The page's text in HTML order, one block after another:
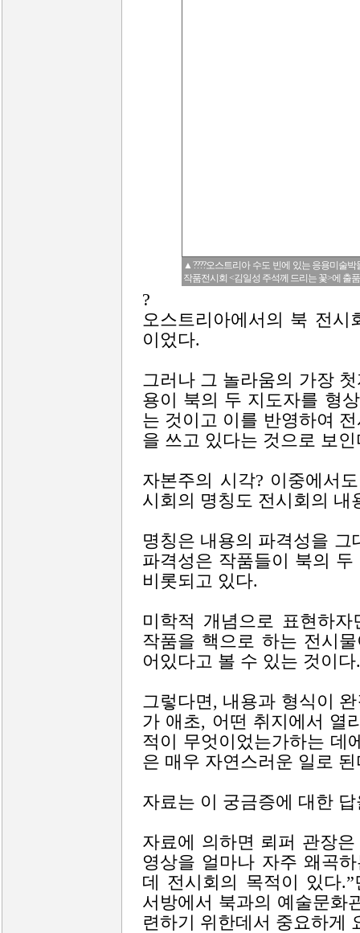
▲????오스트리아 수도 빈에 있는 응용미술
작품전시회 <김일성 주석께 드리는 꽃>에 출
?
오스트리아에서의 북 전
이었다.
그러나 그 놀라움의 가장
용이 북의 두 지도자를 형
는 것이고 이를 반영하여
을 쓰고 있다는 것으로 보인
자본주의 시각? 이중에서
시회의 명칭도 전시회의 내
명칭은 내용의 파격성을
파격성은 작품들이 북의
비롯되고 있다.
미학적 개념으로 표현하
작품을 핵으로 하는 전시
어있다고 볼 수 있는 것이다.
그렇다면, 내용과 형식이
가 애초, 어떤 취지에서 열
적이 무엇이었는가하는 데
은 매우 자연스러운 일로 된
자료는 이 궁금증에 대한
자료에 의하면 뢰퍼 관장
영상을 얼마나 자주 왜곡
데 전시회의 목적이 있다
서방에서 북과의 예술문화
련하기 위한데서 중요하게